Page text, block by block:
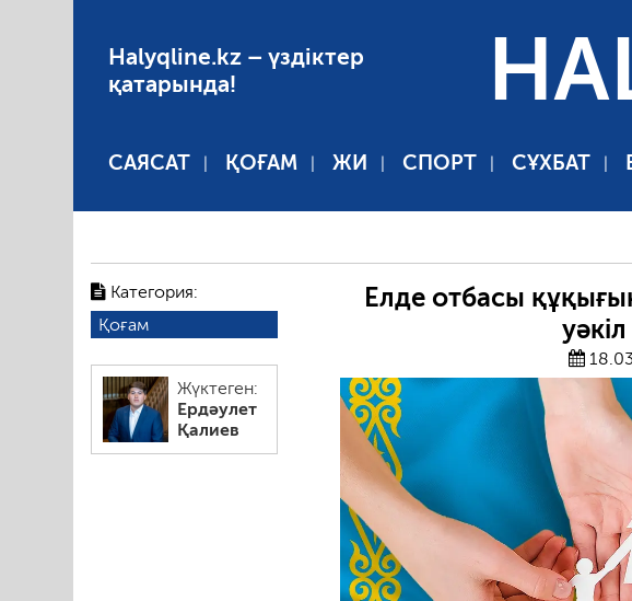
Halyqline.kz – үздіктер
қатарында!
САЯСАТ ҚОҒАМ ЖИ СПОРТ СҰХБАТ
Категория:
Қоғам
Жүктеген:
Ердәулет
Қалиев
Елде отбасы